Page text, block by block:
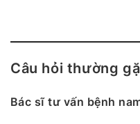
Câu hỏi thường
Bác sĩ tư vấn bệnh